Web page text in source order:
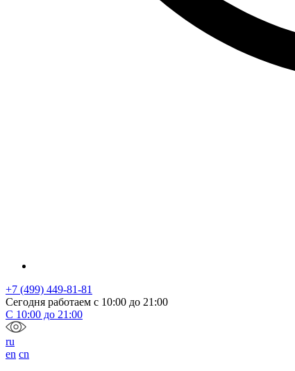
+7 (499) 449-81-81
Сегодня работаем с 10:00 до 21:00
С 10:00 до 21:00
ru
en cn